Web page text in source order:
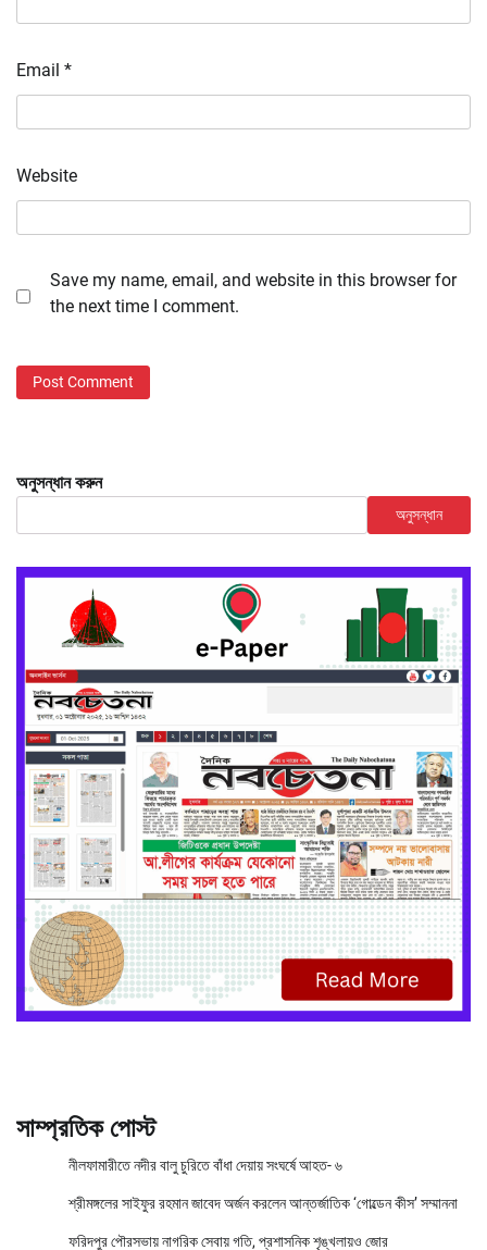
Email *
Website
Save my name, email, and website in this browser for
the next time I comment.
অনুসন্ধান করুন
অনুসন্ধান
সাম্প্রতিক পোস্ট
নীলফামারীতে নদীর বালু চুরিতে বাঁধা দেয়ায় সংঘর্ষে আহত- ৬
শ্রীমঙ্গলের সাইফুর রহমান জাবেদ অর্জন করলেন আন্তর্জাতিক ‘গোল্ডেন কীস’ সম্মাননা
ফরিদপুর পৌরসভায় নাগরিক সেবায় গতি, প্রশাসনিক শৃঙ্খলায়ও জোর